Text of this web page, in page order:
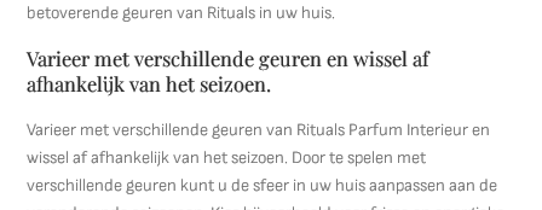
betoverende geuren van Rituals in uw huis.
Varieer met verschillende geuren en wissel af
afhankelijk van het seizoen.
Varieer met verschillende geuren van Rituals Parfum Interieur en
wissel af afhankelijk van het seizoen. Door te spelen met
verschillende geuren kunt u de sfeer in uw huis aanpassen aan de